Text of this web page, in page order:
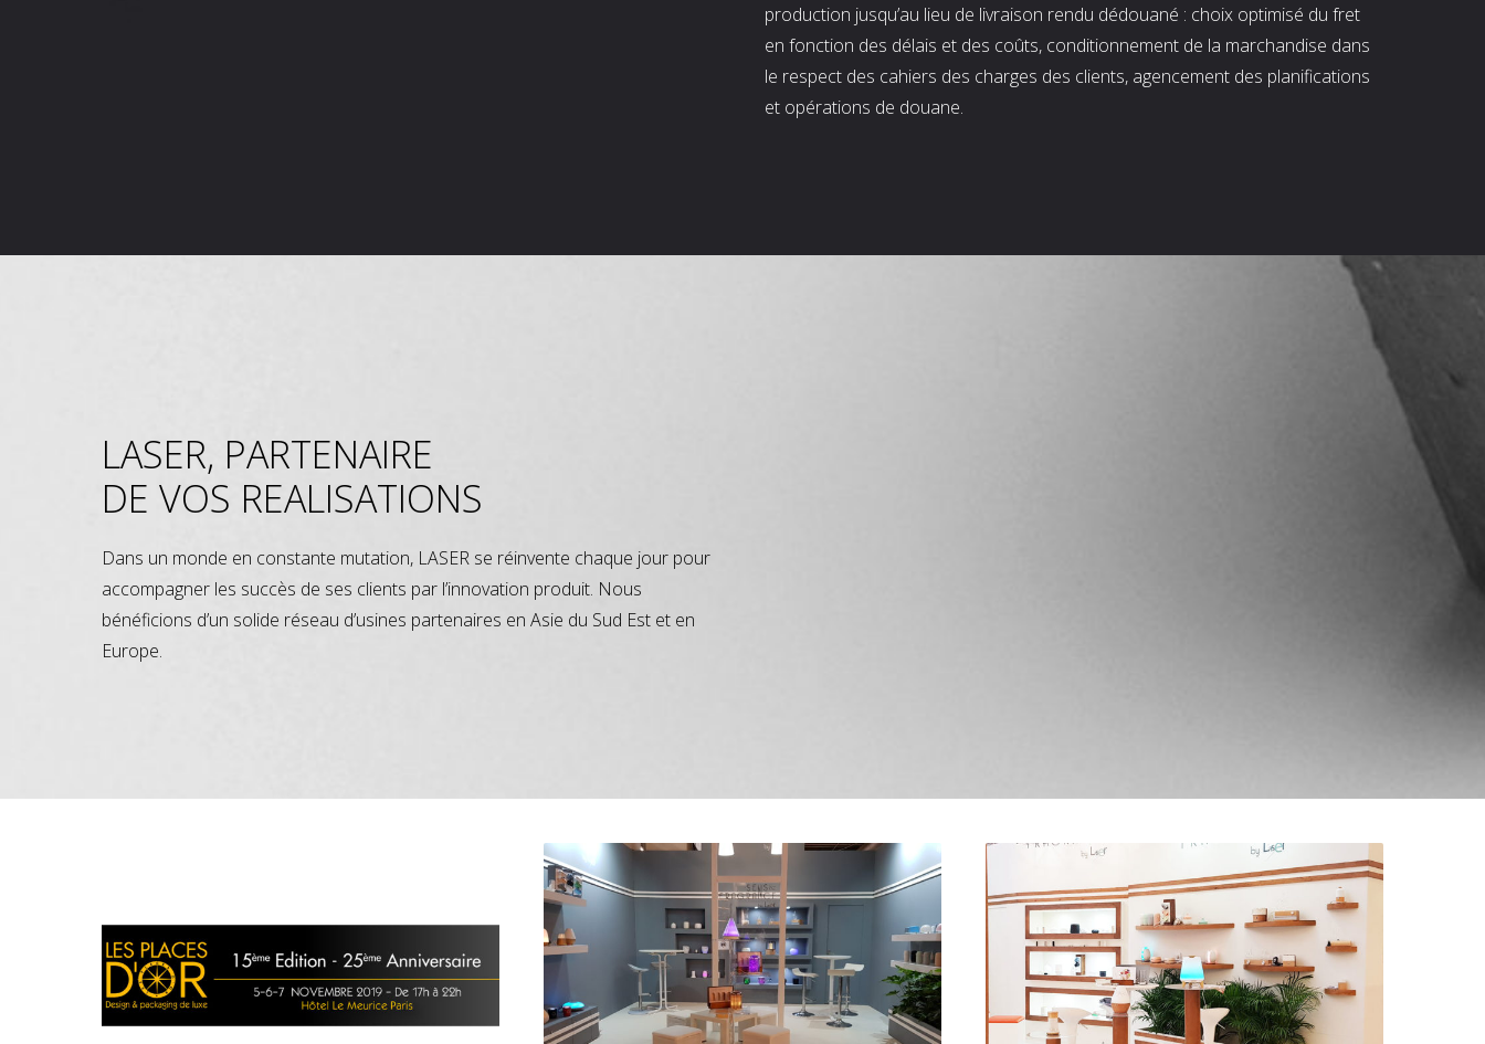
production jusqu’au lieu de livraison rendu dédouané : choix optimisé du fret
en fonction des délais et des coûts, conditionnement de la marchandise dans
le respect des cahiers des charges des clients, agencement des planifications
et opérations de douane.
LASER, PARTENAIRE
DE VOS REALISATIONS
Dans un monde en constante mutation, LASER se réinvente chaque jour pour
accompagner les succès de ses clients par l’innovation produit. Nous
bénéficions d’un solide réseau d’usines partenaires en Asie du Sud Est et en
Europe.